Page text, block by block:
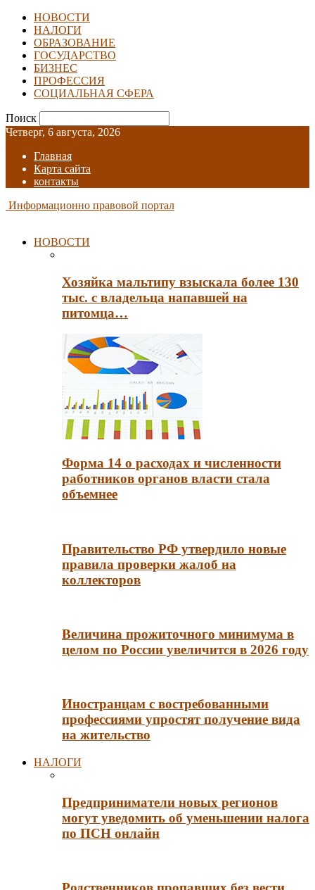
НОВОСТИ
НАЛОГИ
ОБРАЗОВАНИЕ
ГОСУДАРСТВО
БИЗНЕС
ПРОФЕССИЯ
СОЦИАЛЬНАЯ СФЕРА
Поиск
Четверг, 6 августа, 2026
Главная
Карта сайта
контакты
Информационно правовой портал
НОВОСТИ
Хозяйка мальтипу взыскала более 130
тыс. с владельца напавшей на
питомца…
Форма 14 о расходах и численности
работников органов власти стала
объемнее
Правительство РФ утвердило новые
правила проверки жалоб на
коллекторов
Величина прожиточного минимума в
целом по России увеличится в 2026 году
Иностранцам с востребованными
профессиями упростят получение вида
на жительство
НАЛОГИ
Предприниматели новых регионов
могут уведомить об уменьшении налога
по ПСН онлайн